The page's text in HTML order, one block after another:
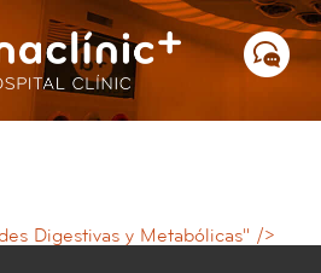
Digestivas y Metabólicas" />